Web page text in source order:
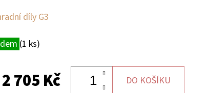
díly G3
(1 ks)
2 705 Kč DO KOŠÍKU